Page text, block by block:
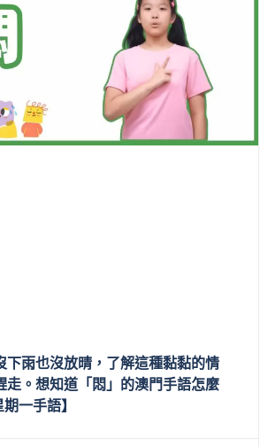
下雨也沒放晴，了解這種黏黏的情
走。想知道「悶」的澳門手語怎麼
一手語】